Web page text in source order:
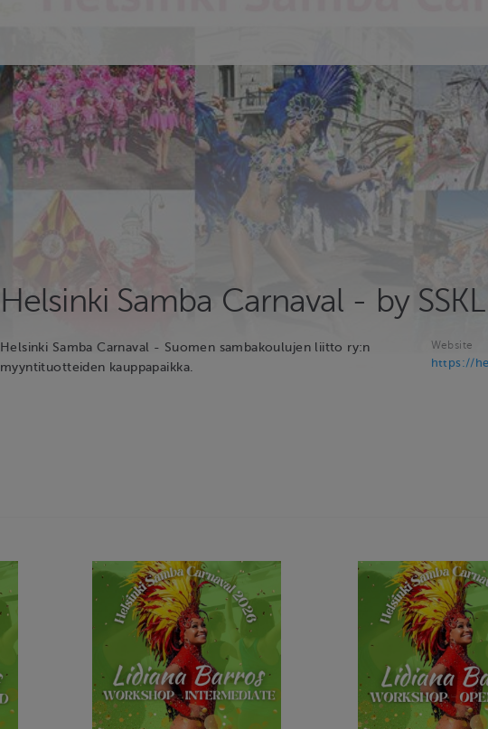
Helsinki Samba Carnaval - by
Helsinki Samba Carnaval - Suomen sambakoulujen liitto ry:n
myyntituotteiden kauppapaikka.
Website
https://